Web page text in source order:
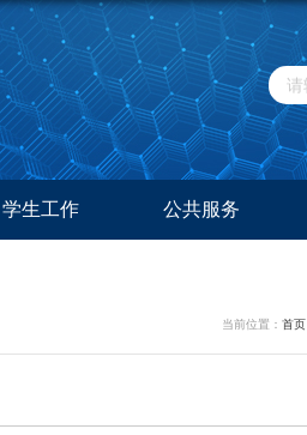
学生工作 公共服务
当前位置： 首页